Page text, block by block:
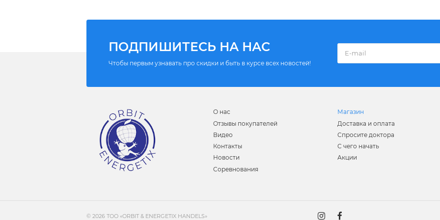
ПОДПИШИТЕСЬ НА НАС
Чтобы первым узнавать про скидки и быть в курсе всех новостей!
О нас
Отзывы покупателей
Видео
Контакты
Новости
Соревнования
Магазин
Доставка и оплата
Спросите доктора
С чего начать
Акции
© 2026 ТОО «ORBIT & ENERGETIX HANDELS»